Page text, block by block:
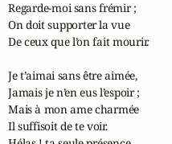
Regarde-moi sans frémir ;
On doit supporter la vue
De ceux que l’on fait mourir.
Je t’aimai sans être aimée,
Jamais je n’en eus l’espoir ;
Mais à mon ame charmée
Il suffisoit de te voir.